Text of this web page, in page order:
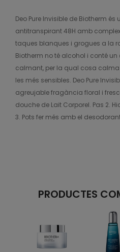
Deo Pure Invisible de Biotherm
antitranspirant 48H amb
taques blanques i grogues a la
Biotherm no té alcohol i conté
calmant, per la qual cosa
les més sensibles. Deo Pure
agreujable fragància floral i
douche de Lait Corporel. Pas 2.
3. Pots fer més amb el desodorant
PRODUCTES